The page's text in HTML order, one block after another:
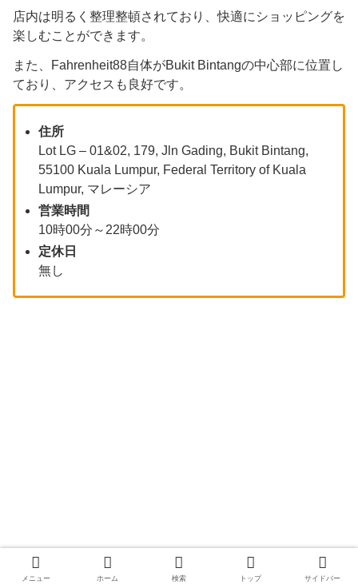
店内は明るく整理整頓されており、快適にショッピングを
楽しむことができます。
また、Fahrenheit88自体がBukit Bintangの中心部に位置し
ており、アクセスも良好です。
住所
Lot LG – 01&02, 179, Jln Gading, Bukit Bintang,
55100 Kuala Lumpur, Federal Territory of Kuala
Lumpur, マレーシア
営業時間
10時00分～22時00分
定休日
無し
メニュー ホーム 検索 トップ サイドバー